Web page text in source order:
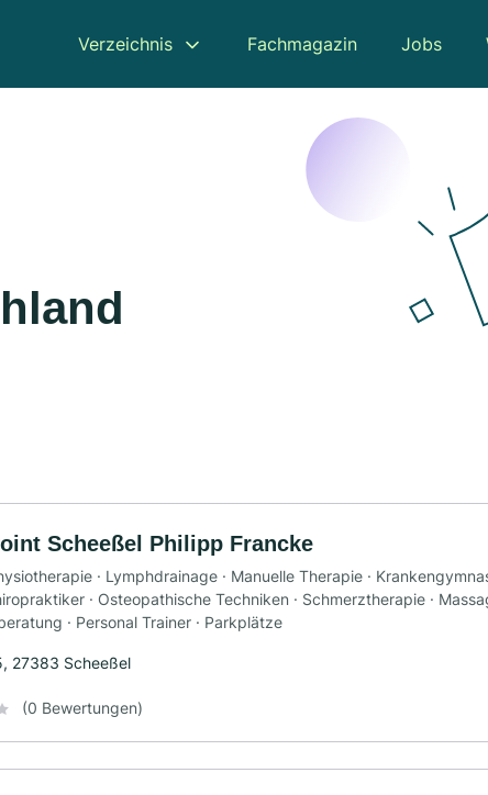
Verzeichnis Fachmagazin Jobs
Scheeßel Philipp Francke
· Lymphdrainage · Manuelle Therapie ·
· Osteopathische Techniken · Schmerztherapie ·
· Personal Trainer · Parkplätze
27383 Scheeßel
(0 Bewertungen)